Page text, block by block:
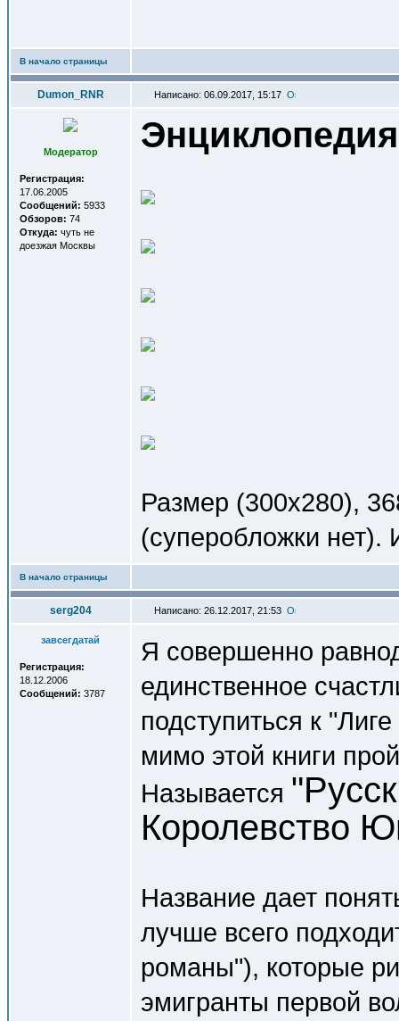
В начало страницы
Dumon_RNR Написано: 06.09.2017, 15:17
Модератор
Регистрация:
17.06.2005
Сообщений: 5933
Обзоров: 74
Откуда: чуть не
доезжая Москвы
Размер (300x280),
(суперобложки нет).
В начало страницы
serg204 Написано: 26.12.2017, 21:53
завсегдатай
Регистрация:
18.12.2006
Сообщений: 3787
Я совершенно
единственное
подступиться к
мимо этой книги
Называется
Королевство
Название дает
лучше всего
романы"), которые
эмигранты первой